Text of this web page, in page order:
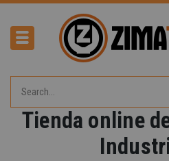
Tienda online